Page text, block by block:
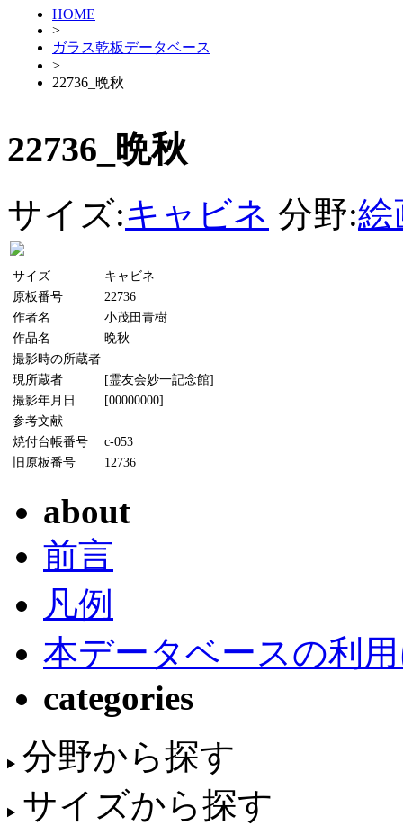
HOME
>
ガラス乾板データベース
>
22736_晩秋
22736_晩秋
サイズ:キャビネ 分野:絵
サイズ
キャビネ
原板番号
22736
作者名
小茂田青樹
作品名
晩秋
撮影時の所蔵者
現所蔵者
[霊友会妙一記念館]
撮影年月日
[00000000]
参考文献
焼付台帳番号
c-053
旧原板番号
12736
about
前言
凡例
本データベースの利
categories
分野から探す
サイズから探す